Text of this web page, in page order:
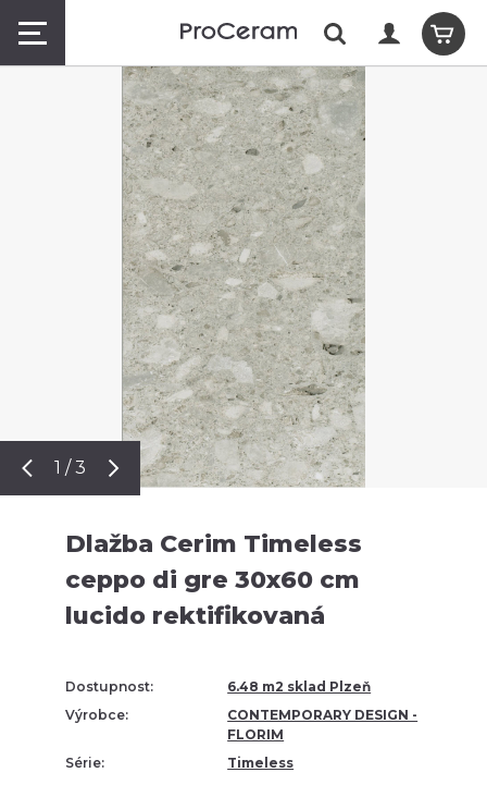
1 / 3
Dlažba Cerim Timeless
ceppo di gre 30x60 cm
lucido rektifikovaná
Dostupnost:
6.48 m2 sklad Plzeň
Výrobce:
CONTEMPORARY DESIGN -
FLORIM
Série:
Timeless